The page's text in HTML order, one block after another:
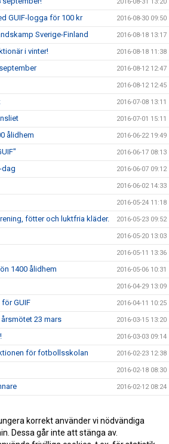
GUIF-logga för 100 kr 2016-08-30 09:50
Sverige-Finland 2016-08-18 13:17
i vinter! 2016-08-18 11:38
2016-08-12 12:47
2016-08-12 12:45
2016-07-08 13:11
2016-07-01 15:11
ålidhem 2016-06-22 19:49
2016-06-17 08:13
dag 2016-06-07 09:12
2016-06-02 14:33
2016-05-24 11:18
fötter och luktfria kläder. 2016-05-23 09:52
2016-05-20 13:03
2016-05-11 13:36
1400 ålidhem 2016-05-06 10:31
2016-04-29 13:09
GUIF 2016-04-11 10:25
23 mars 2016-03-15 13:20
2016-03-03 09:14
för fotbollsskolan 2016-02-23 12:38
2016-02-18 08:30
2016-02-12 08:24
2016-02-03 08:33
2016-02-03 08:31
korrekt använder vi nödvändiga
Dessa går inte att stänga av.